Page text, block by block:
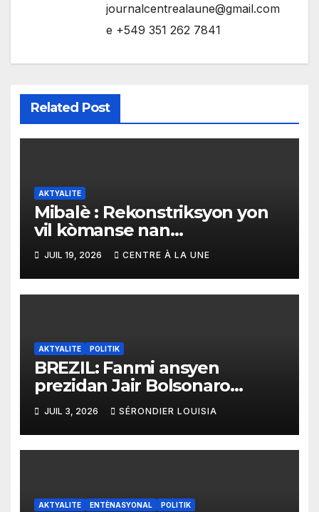
journalcentrealaune@gmail.com
e +549 351 262 7841
Related Post
AKTYALITE
Mibalè : Rekonstriksyon yon
vil kòmanse nan
rekonstriksyon lespri moun
yo
JUIL 19, 2026 CENTRE À LA UNE
AKTYALITE POLITIK
BREZIL: Fanmi ansyen
prezidan Jair Bolsonaro
mande gouvènman ameriken
an ogmante taks sou tout
pwodui Brezil ap vann Etazini
jiska fen ane 2026 la
JUIL 3, 2026 SÉRONDIER LOUISIA
AKTYALITE ENTÈNASYONAL POLITIK